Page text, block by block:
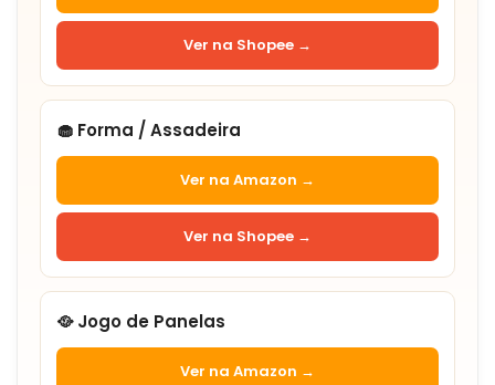
Ver na Shopee →
🧁 Forma / Assadeira
Ver na Amazon →
Ver na Shopee →
🥘 Jogo de Panelas
Ver na Amazon →